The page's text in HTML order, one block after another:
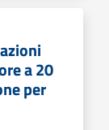
a 20
per